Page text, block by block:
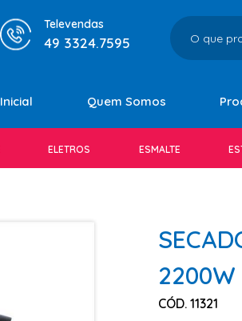
Televendas
49 3324.7595
Inicial Quem Somos
ELETROS ESMALTE
2200W
CÓD. 11321